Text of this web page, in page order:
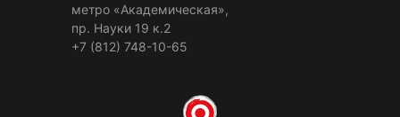
метро «Академическая»,
пр. Науки 19 к.2
+7 (812) 748-10-65